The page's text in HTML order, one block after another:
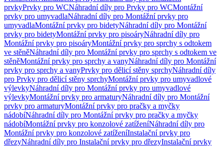
prvkyPrvky pro WCNáhradní díly pro Prvky pro WCMontážní
prvky pro umyvadlaNáhradní díly pro Montážní prvky pro
umyvadlaMontážní prvky pro bidetyNáhradní díly pro Montážní
prvky pro bidetyMontážní prvky pro pisoáryNáhradní díly pro
Montážní prvky pro pisoáryMontážní prvky pro sprchy s odtokem
ve stěněNáhradní díly pro Montážní prvky pro sprchy s odtokem ve
stěněMontážní prvky pro sprchy a vanyNáhradní díly pro Montážní
prvky pro sprchy a vanyPrvky pro dělicí stěny sprchyNáhradní díly
pro Prvky pro dělicí stěny sprchyMontážní prvky pro umyvadlové
výlevkyNáhradní díly pro Montážní prvky pro umyvadlové
výlevkyMontážní prvky pro armaturyNáhradní díly pro Montážní
prvky pro armaturyMontážní prvky pro pračky a myčky
nádobíNáhradní díly pro Montážní prvky pro pračky a myčky
nádobíMontážní prvky pro konzolové zatíženíNáhradní díly pro
Montážní prvky pro konzolové zatíženíInstalační prvky pro
dřezyNáhradní díly pro Instalační prvky pro dřezyInstalační prvky